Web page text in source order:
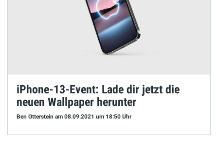
iPhone-13-Event: Lade dir jetzt die
neuen Wallpaper herunter
Ben Otterstein am 08.09.2021 um 18:50 Uhr